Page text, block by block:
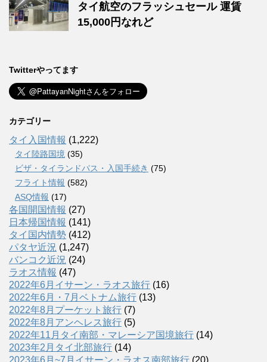
タイ航空のフラッシュセール 運賃
15,000円なれど
Twitterやってます
カテゴリー
タイ入国情報 (1,222)
タイ陸路国境 (35)
ビザ・タイランドパス・入国手続き (75)
フライト情報 (582)
ASQ情報 (17)
各国開国情報 (27)
日本帰国情報 (141)
タイ国内情勢 (412)
パタヤ近況 (1,247)
バンコク近況 (24)
ラオス情報 (47)
2022年6月イサーン・ラオス旅行 (16)
2022年6月・7月ベトナム旅行 (13)
2022年8月プーケット旅行 (7)
2022年8月アンヘレス旅行 (5)
2022年11月タイ南部・マレーシア国境旅行 (14)
2023年2月タイ北部旅行 (14)